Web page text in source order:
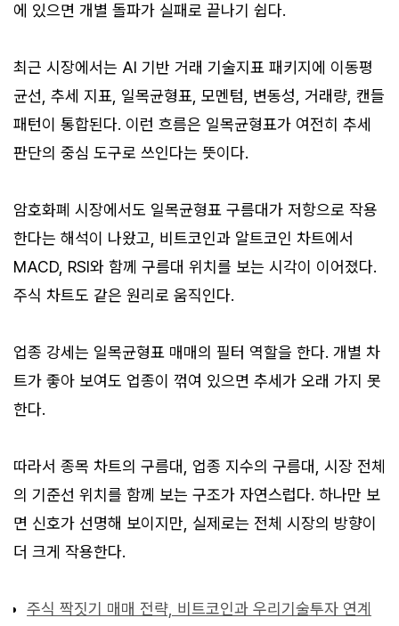
에 있으면 개별 돌파가 실패로 끝나기 쉽다.
최근 시장에서는 AI 기반 거래 기술지표 패키지에 이동평
균선, 추세 지표, 일목균형표, 모멘텀, 변동성, 거래량, 캔들
패턴이 통합된다. 이런 흐름은 일목균형표가 여전히 추세
판단의 중심 도구로 쓰인다는 뜻이다.
암호화폐 시장에서도 일목균형표 구름대가 저항으로 작용
한다는 해석이 나왔고, 비트코인과 알트코인 차트에서
MACD, RSI와 함께 구름대 위치를 보는 시각이 이어졌다.
주식 차트도 같은 원리로 움직인다.
업종 강세는 일목균형표 매매의 필터 역할을 한다. 개별 차
트가 좋아 보여도 업종이 꺾여 있으면 추세가 오래 가지 못
한다.
따라서 종목 차트의 구름대, 업종 지수의 구름대, 시장 전체
의 기준선 위치를 함께 보는 구조가 자연스럽다. 하나만 보
면 신호가 선명해 보이지만, 실제로는 전체 시장의 방향이
더 크게 작용한다.
주식 짝짓기 매매 전략, 비트코인과 우리기술투자 연계